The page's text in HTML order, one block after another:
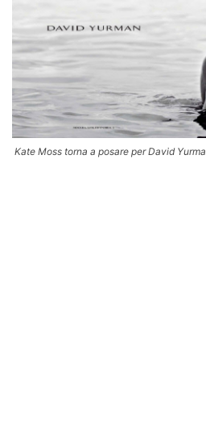
Kate Moss torna a posare per David